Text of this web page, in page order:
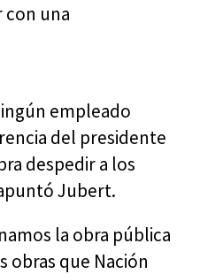
con una
empleado
del presidente
despedir a los
Jubert.
la obra pública
obras que Nación